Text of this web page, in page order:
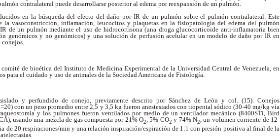
contralateral puede desarrollarse posterior al edema por reexpansión de un pulmón.
en la búsqueda del efecto del daño por IR de un pulmón sobre el pulmón contralateral. Este
la vasoconstricción, inflamación, leucocitos y plaquetas en la fisiopatología del edema del pulmón
de un pulmón mediante el uso de hidrocortisona (una droga glucocorticoide anti-inflamatoria bien
genómicos y no genómicos) y una solución de perfusión acelular en un modelo de daño por IR en
conejos.
de bioética del Instituto de Medicina Experimental de la Universidad Central de Venezuela, en
para el cuidado y uso de animales de la Sociedad Americana de Fisiología.
y perfundido de conejo, previamente descrito por Sánchez de León y col. (15). Conejos
con un peso promedio entre 2,5 y 3,5 kg fueron anestesiados con tiopental sódico (30-40 mg/kg vía
y los pulmones fueron ventilados por medio de un ventilador mecánico (8400STi, Bird
usando una mezcla de gas compuesta por 21% O2 , 5% CO2 y 74% N2 , un volumen corriente de 12-
de 20 respiraciones/min y una relación inspiración/espiración de 1:1 con presión positiva al final de la